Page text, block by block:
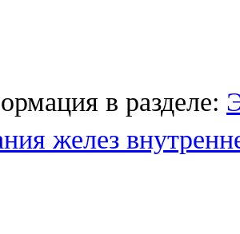
в разделе:
желез